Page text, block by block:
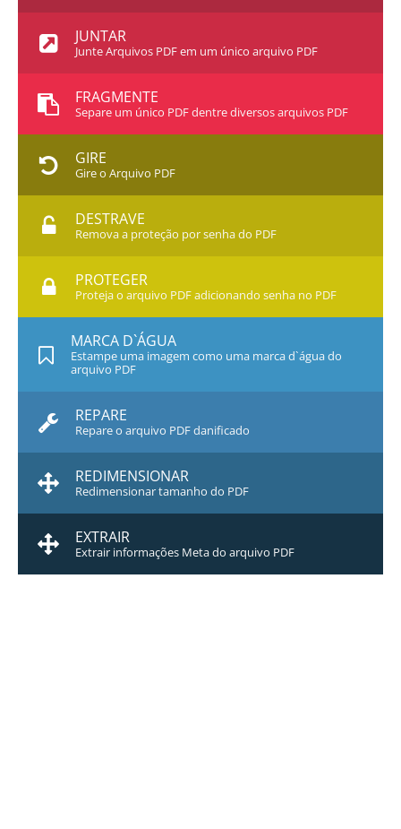
JUNTAR
Junte Arquivos PDF em um único arquivo PDF
FRAGMENTE
Separe um único PDF dentre diversos arquivos PDF
GIRE
Gire o Arquivo PDF
DESTRAVE
Remova a proteção por senha do PDF
PROTEGER
Proteja o arquivo PDF adicionando senha no PDF
MARCA D`ÁGUA
Estampe uma imagem como uma marca d`água do
arquivo PDF
REPARE
Repare o arquivo PDF danificado
REDIMENSIONAR
Redimensionar tamanho do PDF
EXTRAIR
Extrair informações Meta do arquivo PDF